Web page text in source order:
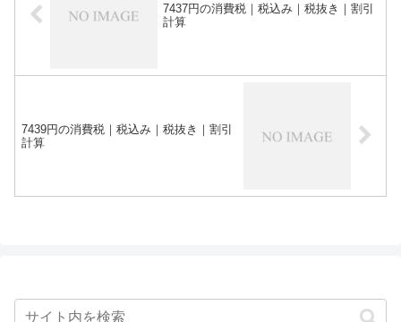
7437円の消費税｜税込み｜税抜き｜割引
計算
7439円の消費税｜税込み｜税抜き｜割引
計算